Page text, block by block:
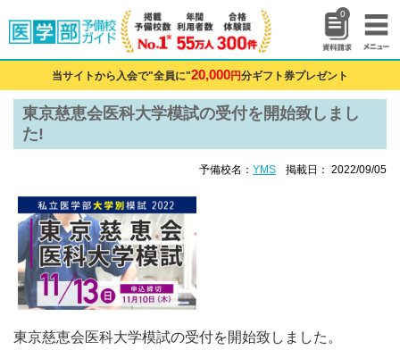
0
当サイトから入会で"全員に"20,000円分ギフト券プレゼント
東京慈恵会医科大学模試の受付を開始致しまし
た!
予備校名： YMS 掲載日： 2022/09/05
東京慈恵会医科大学模試の受付を開始致しました。